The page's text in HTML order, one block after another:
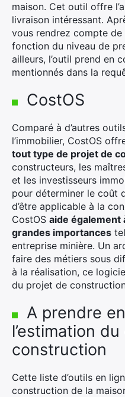
maison. Cet outil offre
livraison intéressant.
vous rendrez compte
fonction du niveau de
ailleurs, l’outil prend en
mentionnés dans la
CostOS
Comparé à d’autres
l’immobilier, CostOS
tout type de projet de
constructeurs, les
et les investisseurs
pour déterminer le coût
d’être applicable à la
CostOS aide également
grandes importances
entreprise minière. Un
faire des métiers sous
à la réalisation, ce
du projet de
A prendre
l’estimation
construction
Cette liste d’outils en
construction de la